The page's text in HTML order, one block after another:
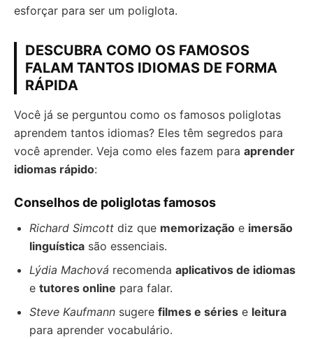
esforçar para ser um poliglota.
DESCUBRA COMO OS FAMOSOS
FALAM TANTOS IDIOMAS DE FORMA
RÁPIDA
Você já se perguntou como os famosos poliglotas
aprendem tantos idiomas? Eles têm segredos para
você aprender. Veja como eles fazem para aprender
idiomas rápido:
Conselhos de poliglotas famosos
Richard Simcott diz que memorização e imersão
linguística são essenciais.
Lýdia Machová recomenda aplicativos de idiomas
e tutores online para falar.
Steve Kaufmann sugere filmes e séries e leitura
para aprender vocabulário.